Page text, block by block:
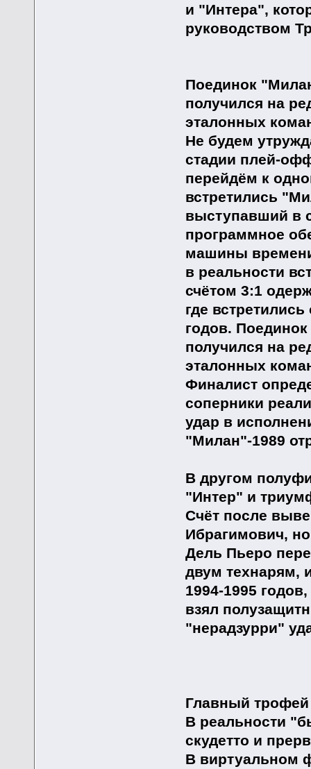
и "Интера",
руководством
Поединок
получился на
эталонных
Не будем
стадии плей-
перейдём к
встретились
выступавший в
программное
машины
в реальности
счётом 3:1
где
годов.
получился на
эталонных
Финалист
соперники
удар в
"Милан"-1989
В другом
"Интер" и
Счёт после
Ибрагимович,
Дель Пьеро
двум технарям,
1994-1995
взял
"нерадзурри"
Главный
В реальности
скудетто и
В виртуальном